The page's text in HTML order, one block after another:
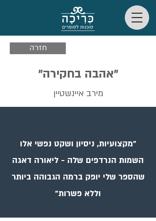
חזרה
"אהבה בחקירה"
מירב איינשטיין
"מקצועיות, ניסיון ושקט נפשי אלו
השמות הנרדפים שלה - ליאורה דאגה
שהספר שלי יופק ברמה הגבוהה ביותר
וללא פשרות"